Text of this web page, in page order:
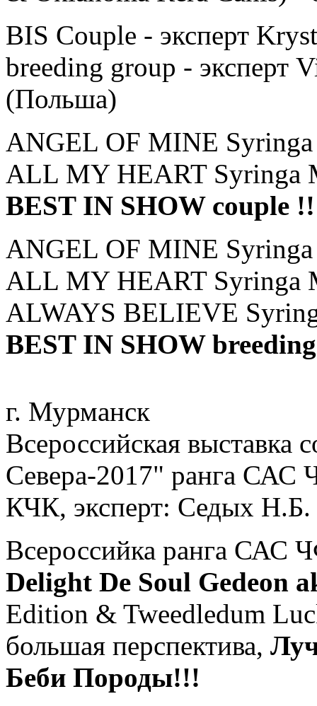
BIS Couple - эксперт
breeding group - эксперт
(Польша)
ANGEL OF MINE
ALL MY HEART Syringa
BEST IN SHOW couple
ANGEL OF MINE
ALL MY HEART Syringa
ALWAYS BELIEVE
BEST IN SHOW
г. Мурманск
Всероссийская
Севера-2017" ранга САС
КЧК, эксперт: Седых Н.Б.
Всероссийка ранга САС
Delight De Soul Gedeon
Edition & Tweedledum
большая перспектива,
Беби Породы!!!